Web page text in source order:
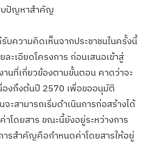
บปัญหาสำคัญ
บความคิดเห็นจากประชาชนในครั้งนี้
ะเอียดโครงการ ก่อนเสนอเข้าสู่
นที่เกี่ยวข้องตามขั้นตอน คาดว่าจะ
องถึงต้นปี 2570 เพื่อขออนุมัติ
ะสามารถเริ่มดำเนินการก่อสร้างได้
าโดยสาร ขณะนี้ยังอยู่ระหว่างการ
ารสำคัญคือกำหนดค่าโดยสารให้อยู่